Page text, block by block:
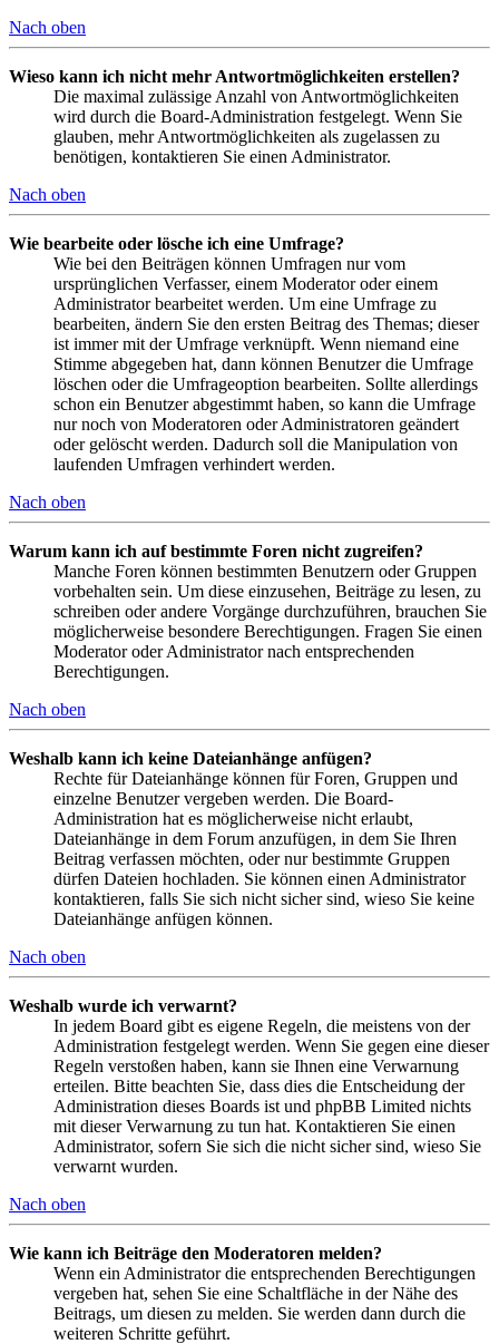
Nach oben
Wieso kann ich nicht mehr Antwortmöglichkeiten erstellen?
Die maximal zulässige Anzahl von Antwortmöglichkeiten
wird durch die Board-Administration festgelegt. Wenn Sie
glauben, mehr Antwortmöglichkeiten als zugelassen zu
benötigen, kontaktieren Sie einen Administrator.
Nach oben
Wie bearbeite oder lösche ich eine Umfrage?
Wie bei den Beiträgen können Umfragen nur vom
ursprünglichen Verfasser, einem Moderator oder einem
Administrator bearbeitet werden. Um eine Umfrage zu
bearbeiten, ändern Sie den ersten Beitrag des Themas; dieser
ist immer mit der Umfrage verknüpft. Wenn niemand eine
Stimme abgegeben hat, dann können Benutzer die Umfrage
löschen oder die Umfrageoption bearbeiten. Sollte allerdings
schon ein Benutzer abgestimmt haben, so kann die Umfrage
nur noch von Moderatoren oder Administratoren geändert
oder gelöscht werden. Dadurch soll die Manipulation von
laufenden Umfragen verhindert werden.
Nach oben
Warum kann ich auf bestimmte Foren nicht zugreifen?
Manche Foren können bestimmten Benutzern oder Gruppen
vorbehalten sein. Um diese einzusehen, Beiträge zu lesen, zu
schreiben oder andere Vorgänge durchzuführen, brauchen Sie
möglicherweise besondere Berechtigungen. Fragen Sie einen
Moderator oder Administrator nach entsprechenden
Berechtigungen.
Nach oben
Weshalb kann ich keine Dateianhänge anfügen?
Rechte für Dateianhänge können für Foren, Gruppen und
einzelne Benutzer vergeben werden. Die Board-
Administration hat es möglicherweise nicht erlaubt,
Dateianhänge in dem Forum anzufügen, in dem Sie Ihren
Beitrag verfassen möchten, oder nur bestimmte Gruppen
dürfen Dateien hochladen. Sie können einen Administrator
kontaktieren, falls Sie sich nicht sicher sind, wieso Sie keine
Dateianhänge anfügen können.
Nach oben
Weshalb wurde ich verwarnt?
In jedem Board gibt es eigene Regeln, die meistens von der
Administration festgelegt werden. Wenn Sie gegen eine dieser
Regeln verstoßen haben, kann sie Ihnen eine Verwarnung
erteilen. Bitte beachten Sie, dass dies die Entscheidung der
Administration dieses Boards ist und phpBB Limited nichts
mit dieser Verwarnung zu tun hat. Kontaktieren Sie einen
Administrator, sofern Sie sich die nicht sicher sind, wieso Sie
verwarnt wurden.
Nach oben
Wie kann ich Beiträge den Moderatoren melden?
Wenn ein Administrator die entsprechenden Berechtigungen
vergeben hat, sehen Sie eine Schaltfläche in der Nähe des
Beitrags, um diesen zu melden. Sie werden dann durch die
weiteren Schritte geführt.